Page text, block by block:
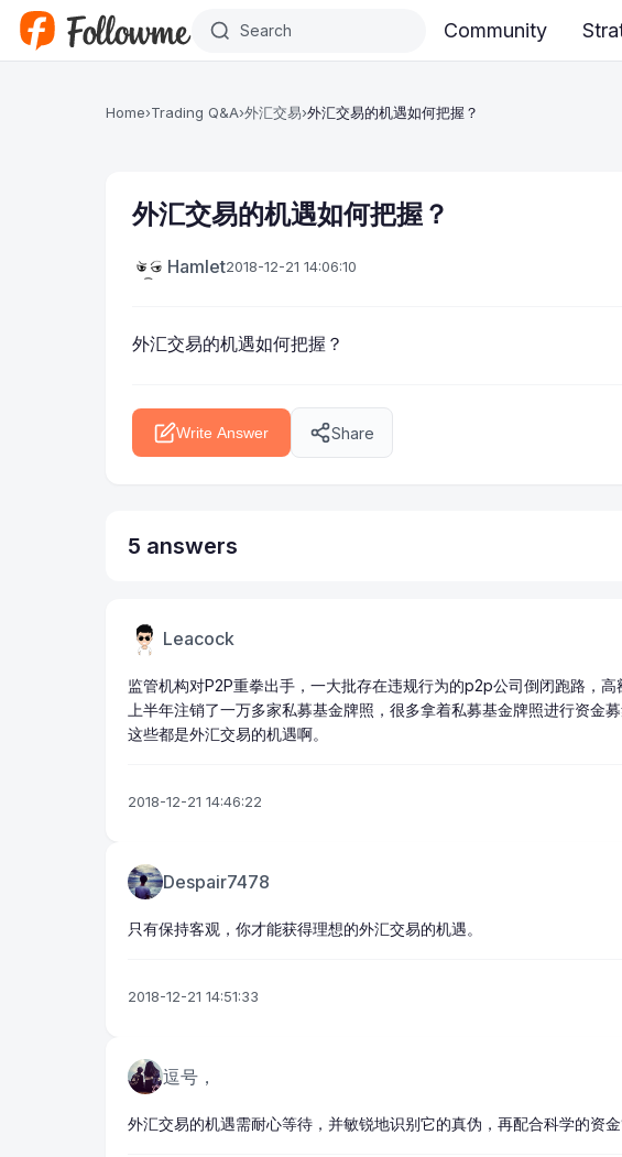
Skip to main content
Community
Home›Trading Q&A›外汇交易›外汇交易的机遇如何把握？
外汇交易的机遇如何把握？
Hamlet2018-12-21 14:06:10
外汇交易的机遇如何把握？
Write Answer Share
5 answers
Leacock
监管机构对P2P重拳出手，一大批存在违规行为的p2p公司倒闭跑路，
上半年注销了一万多家私募基金牌照，很多拿着私募基金牌照进行资金
这些都是外汇交易的机遇啊。
2018-12-21 14:46:22
Despair7478
只有保持客观，你才能获得理想的外汇交易的机遇。
2018-12-21 14:51:33
逗号，
外汇交易的机遇需耐心等待，并敏锐地识别它的真伪，再配合科学的资金